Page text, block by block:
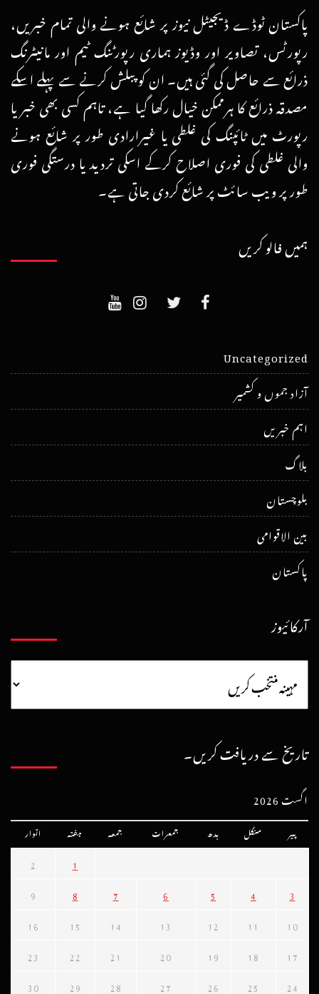
پاکستان ٹوڈے ڈیجیٹل نیوز پر شائع ہونے والی تمام خبریں،
رپورٹس، تصاویر اور وڈیوز ہماری رپورٹنگ ٹیم اور مانیٹرنگ
ذرائع سے حاصل کی گئی ہیں۔ ان کو پبلش کرنے سے پہلے اسکے
مصدقہ ذرائع کا ہرممکن خیال رکھا گیا ہے، تاہم کسی بھی خبر یا
رپورٹ میں ٹائپنگ کی غلطی یا غیرارادی طور پر شائع ہونے
والی غلطی کی فوری اصلاح کرکے اسکی تردید یا درستگی فوری
طور پر ویب سائٹ پر شائع کردی جاتی ہے۔
ہمیں فالو کریں
Uncategorized
آزاد جموں و کشمیر
اہم خبریں
بلاگ
بلوچستان
بین الاقوامی
پاکستان
آرکائیوز
تاریخ سے دریافت کریں۔
اگست 2026
پیر منگل بدھ جمعرات جمعہ ہفتہ اتوار
1
2
3
4
5
6
7
8
9
10
11
12
13
14
15
16
17
18
19
20
21
22
23
24
25
26
27
28
29
30